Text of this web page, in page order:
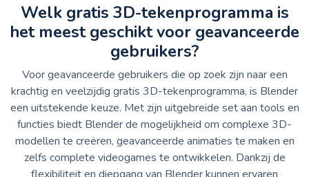
Welk gratis 3D-tekenprogramma is
het meest geschikt voor geavanceerde
gebruikers?
Voor geavanceerde gebruikers die op zoek zijn naar een
krachtig en veelzijdig gratis 3D-tekenprogramma, is Blender
een uitstekende keuze. Met zijn uitgebreide set aan tools en
functies biedt Blender de mogelijkheid om complexe 3D-
modellen te creëren, geavanceerde animaties te maken en
zelfs complete videogames te ontwikkelen. Dankzij de